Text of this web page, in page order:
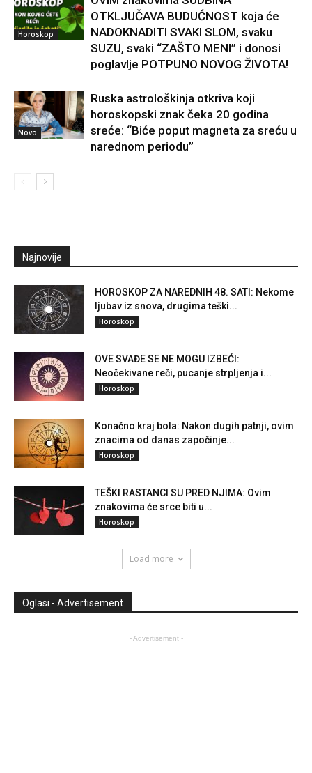
Horoskop
OTKLJUČAVA BUDUĆNOST koja će
NADOKNADITI SVAKI SLOM, svaku
SUZU, svaki “ZAŠTO MENI” i donosi
poglavlje POTPUNO NOVOG ŽIVOTA!
Novo
Ruska astrološkinja otkriva koji
horoskopski znak čeka 20 godina
sreće: “Biće poput magneta za sreću u
narednom periodu”
Najnovije
HOROSKOP ZA NAREDNIH 48. SATI: Nekome
ljubav iz snova, drugima teški...
Horoskop
OVE SVAĐE SE NE MOGU IZBEĆI:
Neočekivane reči, pucanje strpljenja i...
Horoskop
Konačno kraj bola: Nakon dugih patnji, ovim
znacima od danas započinje...
Horoskop
TEŠKI RASTANCI SU PRED NJIMA: Ovim
znakovima će srce biti u...
Horoskop
Load more
Oglasi - Advertisement
- Advertisement -